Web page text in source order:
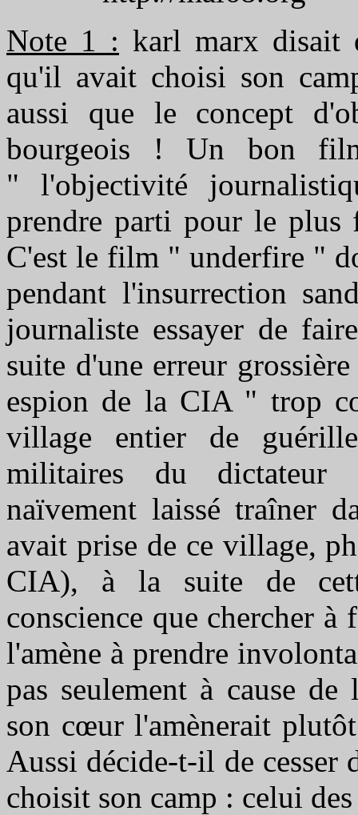
Note 1 : karl marx disait
qu'il avait choisi son
aussi que le concept
bourgeois ! Un bon
" l'objectivité
prendre parti pour le plus
C'est le film " underfire "
pendant l'insurrection
journaliste essayer de
suite d'une erreur
espion de la CIA " trop
village entier de
militaires du dictateur
naïvement laissé traîner
avait prise de ce village,
CIA), à la suite de
conscience que chercher
l'amène à prendre
pas seulement à cause
son cœur l'amènerait
Aussi décide-t-il de
choisit son camp : celui